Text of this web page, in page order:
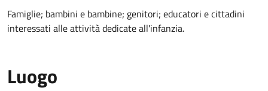
Famiglie; bambini e bambine; genitori; educatori e cittadini
interessati alle attività dedicate all'infanzia.
Luogo